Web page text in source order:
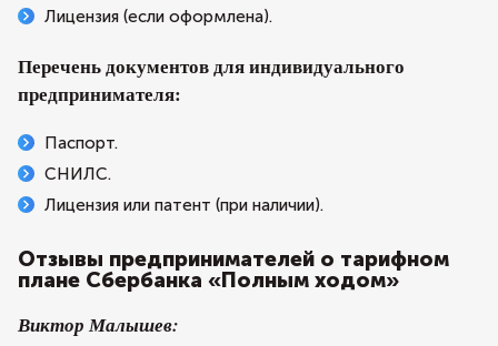
Лицензия (если оформлена).
Перечень документов для индивидуального
предпринимателя:
Паспорт.
СНИЛС.
Лицензия или патент (при наличии).
Отзывы предпринимателей о тарифном
плане Сбербанка «Полным ходом»
Виктор Малышев: